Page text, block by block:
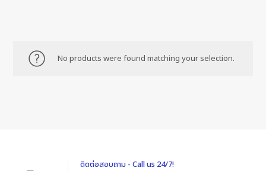
No products were found matching your selection.
ติดต่อสอบถาม - Call us 24/7!